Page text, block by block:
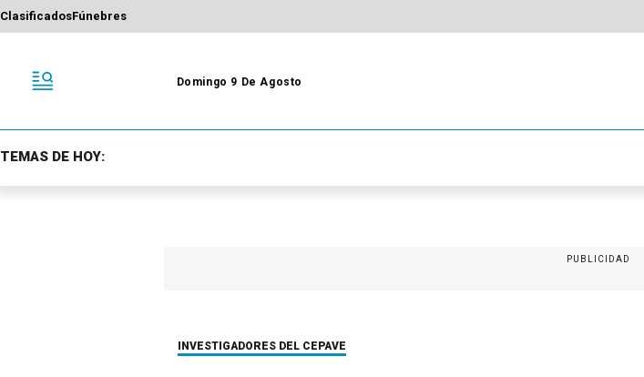
ClasificadosFúnebres
Domingo 9 De Agosto
TEMAS DE HOY:
PUBLICIDAD
INVESTIGADORES DEL CEPAVE